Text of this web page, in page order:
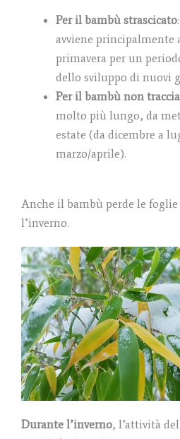
Per il bambù strascicato
avviene principalmente
primavera per un
dello sviluppo di nuovi
Per il bambù non
molto più lungo, da
estate (da dicembre a
marzo/aprile).
Anche il bambù perde le
l’inverno.
Durante l’inverno, l’attività